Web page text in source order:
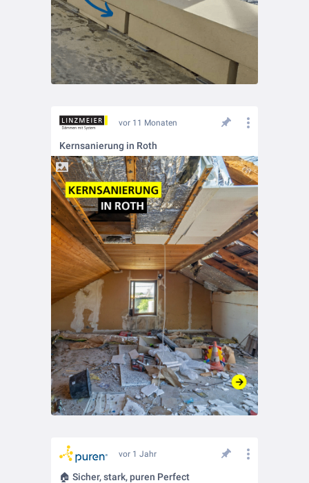
vor 11 Monaten
Kernsanierung in Roth
vor 1 Jahr
🏠 Sicher, stark, puren Perfect